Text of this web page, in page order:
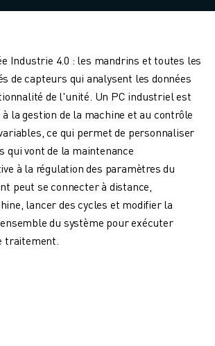
Industrie 4.0 : les mandrins et toutes les
de capteurs qui analysent les données
de l'unité. Un PC industriel est
la gestion de la machine et au contrôle
ce qui permet de personnaliser
qui vont de la maintenance
à la régulation des paramètres du
peut se connecter à distance,
lancer des cycles et modifier la
du système pour exécuter
traitement.